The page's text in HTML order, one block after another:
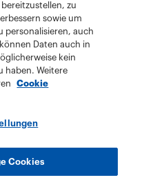
zu
sowie um
personalisieren, auch
Daten auch in
kein
haben. Weitere
Cookie
Cookies